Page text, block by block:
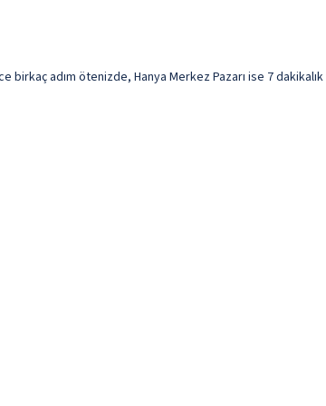
birkaç adım ötenizde, Hanya Merkez Pazarı ise 7